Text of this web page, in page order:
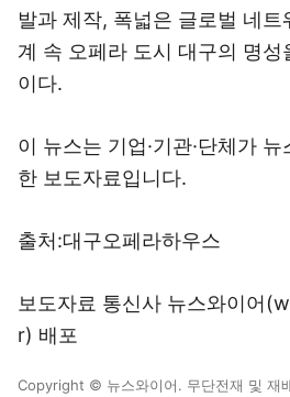
발과 제작, 폭넓은 글로벌 네트
계 속 오페라 도시 대구의 명성
이다.
이 뉴스는 기업·기관·단체가
한 보도자료입니다.
출처:대구오페라하우스
보도자료 통신사 뉴스와이어
r) 배포
Copyright © 뉴스와이어. 무단전재 및 재